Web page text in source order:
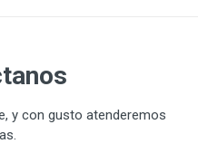
77
y con gusto atenderemos